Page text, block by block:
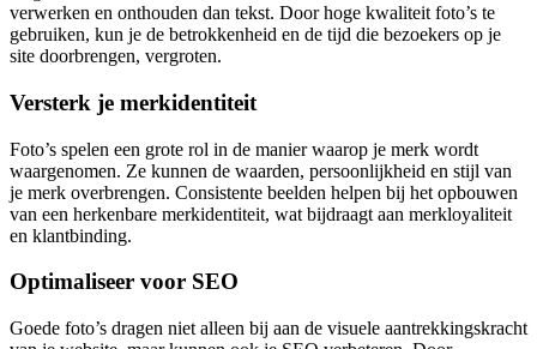
verwerken en onthouden dan tekst. Door hoge kwaliteit foto’s te
gebruiken, kun je de betrokkenheid en de tijd die bezoekers op je
site doorbrengen, vergroten.
Versterk je merkidentiteit
Foto’s spelen een grote rol in de manier waarop je merk wordt
waargenomen. Ze kunnen de waarden, persoonlijkheid en stijl van
je merk overbrengen. Consistente beelden helpen bij het opbouwen
van een herkenbare merkidentiteit, wat bijdraagt aan merkloyaliteit
en klantbinding.
Optimaliseer voor SEO
Goede foto’s dragen niet alleen bij aan de visuele aantrekkingskracht